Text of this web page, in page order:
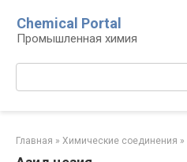
контенту
Chemical Portal
Промышленная химия
Главная » Химические соединения »